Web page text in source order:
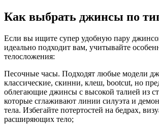
Как выбрать джинсы по
Если вы ищите супер удобную пару
идеально подходит вам, учитывайте
телосложения:
Песочные часы. Подходят любые модели
классические, скинни, клеш, bootcut, но
облегающие джинсы с высокой талией из
которые сглаживают линии силуэта и
тела. Избегайте потертостей на бедрах,
расширяющих тело;